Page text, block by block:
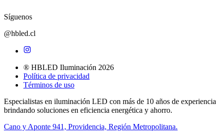
Síguenos
@hbled.cl
® HBLED Iluminación 2026
Política de privacidad
Términos de uso
Especialistas en iluminación LED con más de 10 años de experiencia
brindando soluciones en eficiencia energética y ahorro.
Cano y Aponte 941, Providencia, Región Metropolitana.